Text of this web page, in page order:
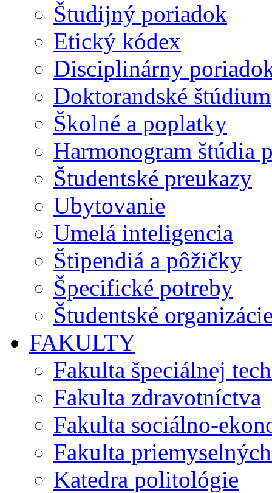
Študijný poriadok
Etický kódex
Disciplinárny
Doktorandské štúdium
Školné a poplatky
Harmonogram štúdia
Študentské preukazy
Ubytovanie
Umelá inteligencia
Štipendiá a pôžičky
Špecifické potreby
Študentské
FAKULTY
Fakulta špeciálnej
Fakulta zdravotníctva
Fakulta sociálno-
Fakulta
Katedra politológie